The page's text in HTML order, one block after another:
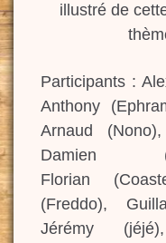
illustré de
Participants :
Anthony
Arnaud
Damien
Florian
(Freddo),
Jérémy